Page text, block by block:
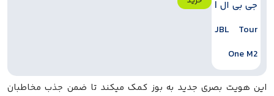
این هویت بصری جدید به بوز کمک میکند تا ضمن جذب مخاطبان